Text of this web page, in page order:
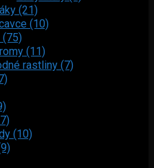
(21)
(10)
(75)
(11)
rastliny (7)
(10)